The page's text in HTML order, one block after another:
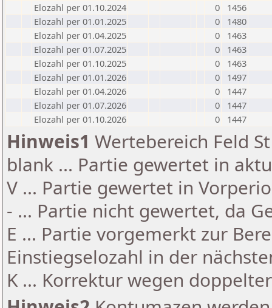
Elozahl per 01.10.2024
0
1456
Elozahl per 01.01.2025
0
1480
Elozahl per 01.04.2025
0
1463
Elozahl per 01.07.2025
0
1463
Elozahl per 01.10.2025
0
1463
Elozahl per 01.01.2026
0
1497
Elozahl per 01.04.2026
0
1447
Elozahl per 01.07.2026
0
1447
Elozahl per 01.10.2026
0 1447
Hinweis1 Wertebereich Feld
blank ... Partie gewertet in
V ... Partie gewertet in
- ... Partie nicht gewertet, da
E ... Partie vorgemerkt zur
Einstiegselozahl in der
K ... Korrektur wegen